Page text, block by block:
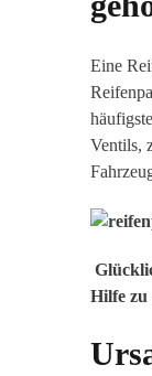
Eine
Ventils,
Hilfe zu